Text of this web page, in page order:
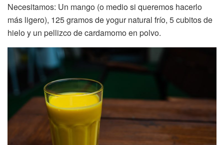
Necesitamos: Un mango (o medio si queremos hacerlo
más ligero), 125 gramos de yogur natural frío, 5 cubitos de
hielo y un pellizco de cardamomo en polvo.